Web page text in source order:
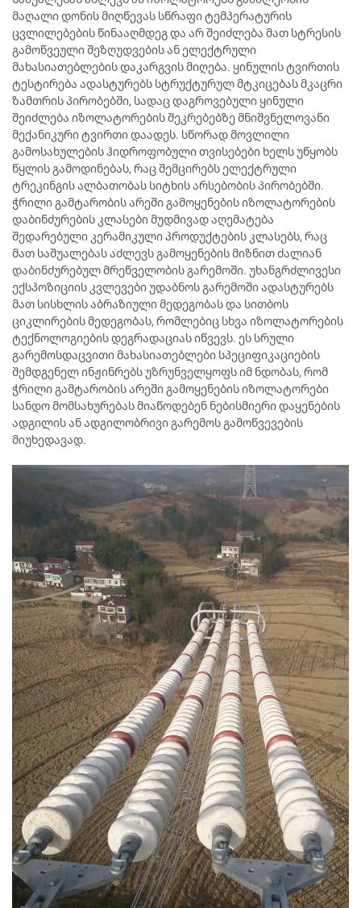
მაღალი დონის მიღწევას სწრაფი ტემპერატურის
ცვლილებების წინააღმდეგ და არ შეიძლება მათ სტრესის
გამოწვეული შეზღუდვების ან ელექტრული
მახასიათებლების დაკარგვის მიღება. ყინულის ტვირთის
ტესტირება ადასტურებს სტრუქტურულ მტკიცებას მკაცრი
ზამთრის პირობებში, სადაც დაგროვებული ყინული
შეიძლება იზოლატორების შეკრებებზე მნიშვნელოვანი
მექანიკური ტვირთი დაადეს. სწორად მოვლილი
გამოსახულების ჰიდროფობული თვისებები ხელს უწყობს
წყლის გამოდინებას, რაც შემცირებს ელექტრული
ტრეკინგის ალბათობას სიტხის არსებობის პირობებში.
ჭრილი გამტარობის არეში გამოყენების იზოლატორების
დაბინძურების კლასები მუდმივად აღემატება
შედარებული კერამიკული პროდუქტების კლასებს, რაც
მათ საშუალებას აძლევს გამოყენების მიზნით ძალიან
დაბინძურებულ მრეწველობის გარემოში. უხანგრძლივესი
ექსპოზიციის კვლევები უდაბნოს გარემოში ადასტურებს
მათ სისხლის აბრაზიული მედეგობას და სითბოს
ციკლირების მედეგობას, რომლებიც სხვა იზოლატორების
ტექნოლოგიების დეგრადაციას იწვევს. ეს სრული
გარემოსდაცვითი მახასიათებლები სპეციფიკაციების
შემდგენელ ინჟინრებს უზრუნველყოფს იმ ნდობას, რომ
ჭრილი გამტარობის არეში გამოყენების იზოლატორები
სანდო მომსახურებას მიაწოდებენ ნებისმიერი დაყენების
ადგილის ან ადგილობრივი გარემოს გამოწვევების
მიუხედავად.